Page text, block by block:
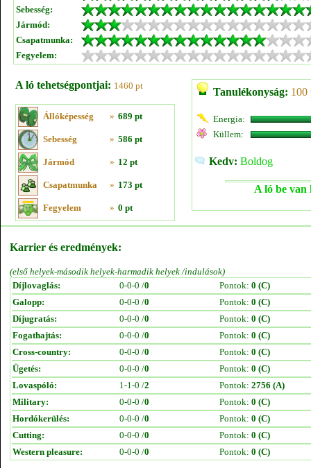
Sebesség:
Jármód:
Csapatmunka:
Fegyelem:
A ló tehetségpontjai: 1460 pt
Állóképesség » 689 pt
Sebesség » 586 pt
Jármód » 12 pt
Csapatmunka » 173 pt
Fegyelem » 0 pt
Tanulékonyság: 100
Energia:
Küllem:
Kedv: Boldog
A ló be van
Karrier és eredmények:
(első helyek-második helyek-harmadik helyek /indulások)
Díjlovaglás:
0-0-0 /0 Pontok: 0 (C)
Galopp:
0-0-0 /0 Pontok: 0 (C)
Díjugratás:
0-0-0 /0 Pontok: 0 (C)
Fogathajtás:
0-0-0 /0 Pontok: 0 (C)
Cross-country:
0-0-0 /0 Pontok: 0 (C)
Ügetés:
0-0-0 /0 Pontok: 0 (C)
Lovaspóló:
1-1-0 /2 Pontok: 2756 (A)
Military:
0-0-0 /0 Pontok: 0 (C)
Hordókerülés:
0-0-0 /0 Pontok: 0 (C)
Cutting:
0-0-0 /0 Pontok: 0 (C)
Western pleasure:
0-0-0 /0 Pontok: 0 (C)